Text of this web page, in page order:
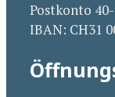
Postkonto
IBAN: CH31